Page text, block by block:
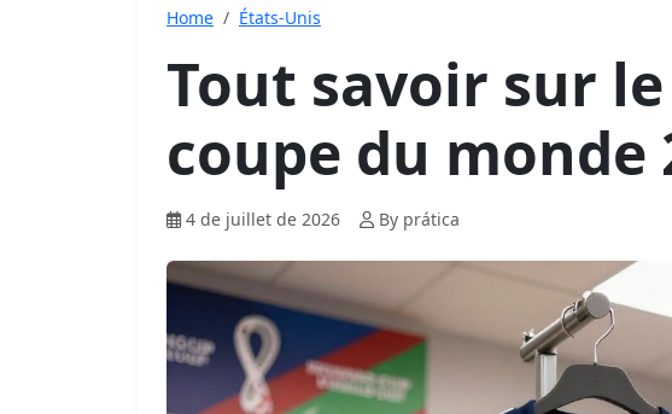
Home États-Unis
Tout savoir sur
coupe du monde
4 de juillet de 2026 By prática